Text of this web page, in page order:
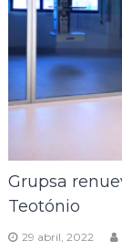
Grupsa
Teotónio
29 abril, 2022